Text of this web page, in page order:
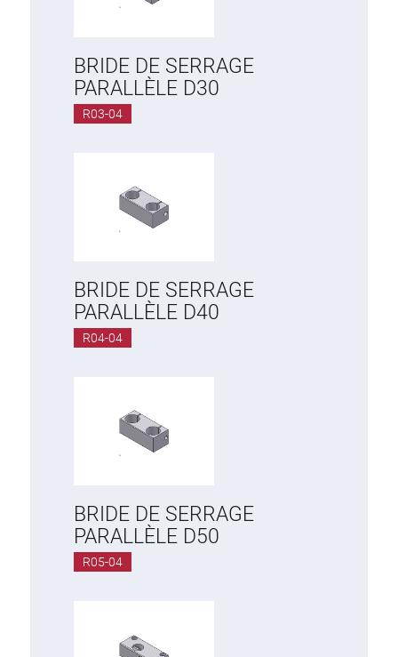
BRIDE DE SERRAGE
PARALLÈLE D30
R03-04
BRIDE DE SERRAGE
PARALLÈLE D40
R04-04
BRIDE DE SERRAGE
PARALLÈLE D50
R05-04